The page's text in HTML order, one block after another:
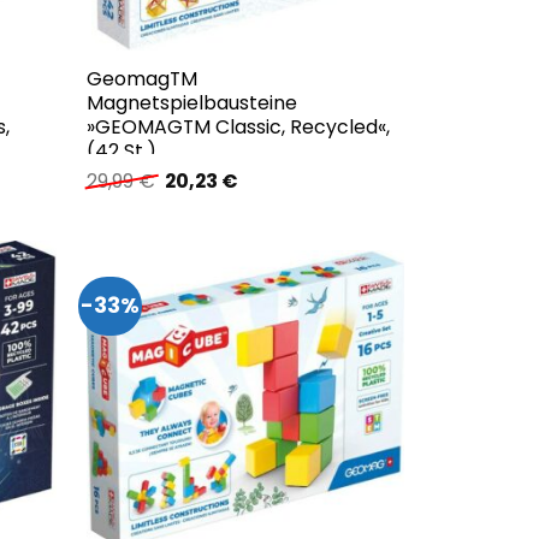
GeomagTM
Magnetspielbausteine
»GEOMAGTM Classic, Recycled«,
(42 St.)
29,99€ Ursprünglicher
Preis
20,23 €Aktueller
-33%